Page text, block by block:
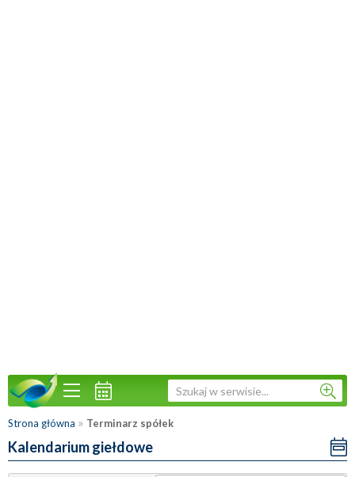
Strona główna » Terminarz spółek
Kalendarium giełdowe